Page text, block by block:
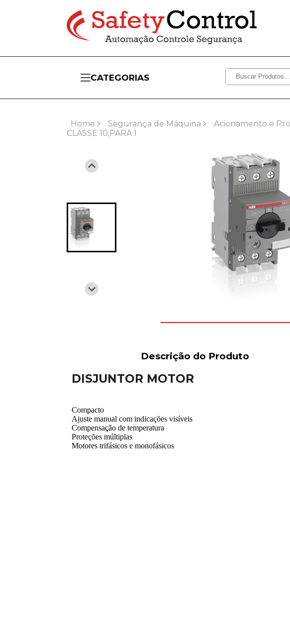
CATEGORIAS
Home Segurança de Máquina Acionamento e
CLASSE 10,PARA 1
Descrição do Produto
DISJUNTOR MOTOR
Compacto
Ajuste manual com indicações visíveis
Compensação de temperatura
Proteções múltiplas
Motores trifásicos e monofásicos